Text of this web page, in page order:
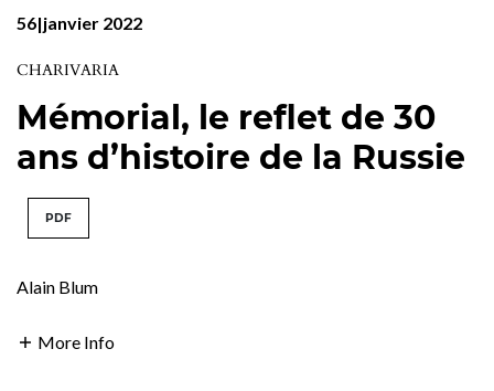
56|janvier 2022
CHARIVARIA
Mémorial, le reflet de 30
ans d’histoire de la Russie
PDF
Alain Blum
More Info